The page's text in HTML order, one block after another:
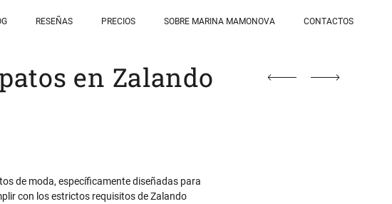
RESEÑAS PRECIOS SOBRE MARINA MAMONOVA CONTACTOS
en Zalando
de moda, específicamente diseñadas para
con los estrictos requisitos de Zalando